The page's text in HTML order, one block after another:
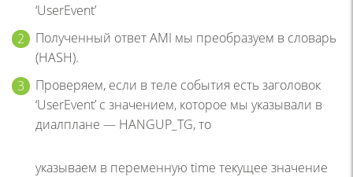
‘UserEvent’
Полученный ответ AMI мы преобразуем в словарь
(HASH).
Проверяем, если в теле события есть заголовок
‘UserEvent’ с значением, которое мы указывали в
диалплане — HANGUP_TG, то
указываем в переменную time текущее значение